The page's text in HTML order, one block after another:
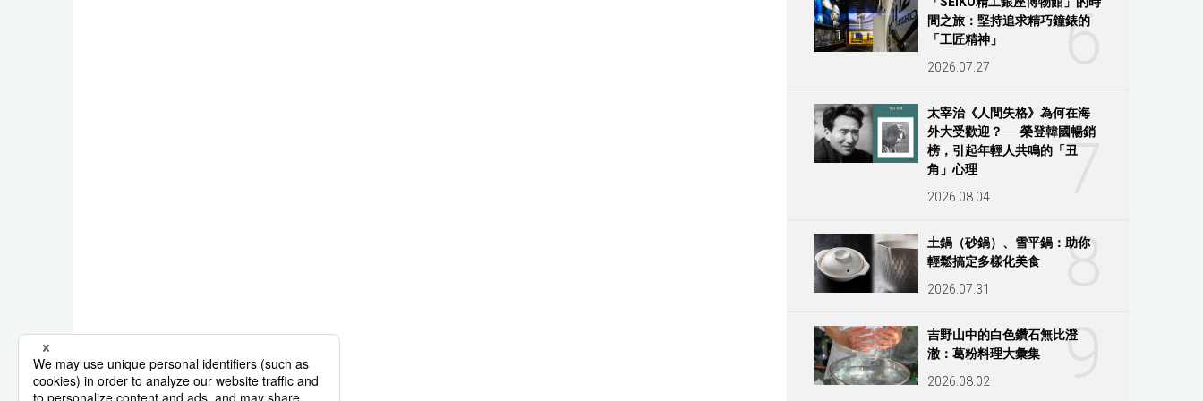
6
間之旅：堅持追求精巧鐘錶的
「工匠精神」
2026.07.27
7
太宰治《人間失格》為何在海
外大受歡迎？──榮登韓國暢銷
榜，引起年輕人共鳴的「丑
角」心理
2026.08.04
8
土鍋（砂鍋）、雪平鍋：助你
輕鬆搞定多樣化美食
2026.07.31
9
吉野山中的白色鑽石無比澄
澈：葛粉料理大彙集
2026.08.02